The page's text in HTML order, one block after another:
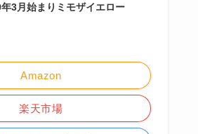
3月始まりミモザイエロー
Amazon
楽天市場